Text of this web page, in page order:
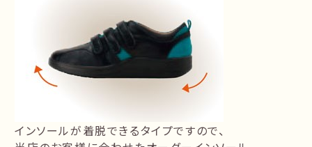
インソールが着脱できるタイプですので、